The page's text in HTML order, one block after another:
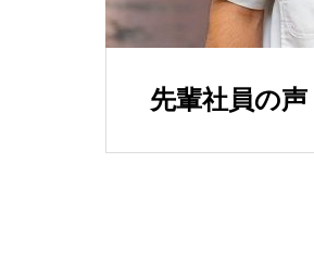
先輩社員の声